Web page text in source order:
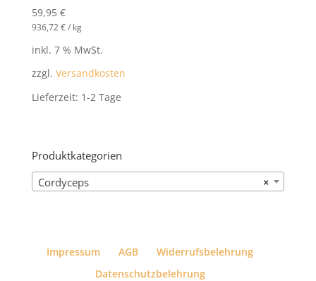
59,95 €
936,72€/ kg
inkl. 7 % MwSt.
zzgl. Versandkosten
Lieferzeit: 1-2 Tage
Produktkategorien
×
Cordyceps
Impressum AGB
Widerrufsbelehrung
Datenschutzbelehrung